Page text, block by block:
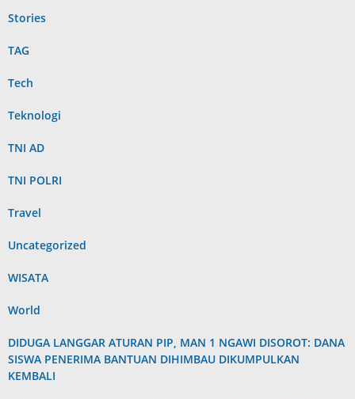
Stories
TAG
Tech
Teknologi
TNI AD
TNI POLRI
Travel
Uncategorized
WISATA
World
DIDUGA LANGGAR ATURAN PIP, MAN 1 NGAWI DISOROT: DANA
SISWA PENERIMA BANTUAN DIHIMBAU DIKUMPULKAN
KEMBALI